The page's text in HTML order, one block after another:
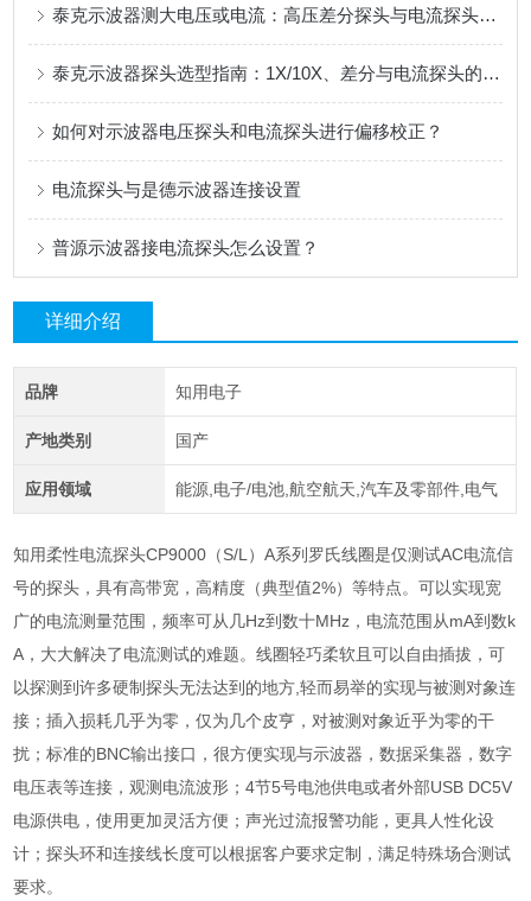
泰克示波器测大电压或电流：高压差分探头与电流探头选配指南
泰克示波器探头选型指南：1X/10X、差分与电流探头的应用解析
如何对示波器电压探头和电流探头进行偏移校正？
电流探头与是德示波器连接设置
普源示波器接电流探头怎么设置？
详细介绍
品牌 知用电子
产地类别 国产
应用领域 能源,电子/电池,航空航天,汽车及零部件,电气
知用柔性电流探头CP9000（S/L）A系列罗氏线圈是仅测试AC电流信
号的探头，具有高带宽，高精度（典型值2%）等特点。可以实现宽
广的电流测量范围，频率可从几Hz到数十MHz，电流范围从mA到数k
A，大大解决了电流测试的难题。线圈轻巧柔软且可以自由插拔，可
以探测到许多硬制探头无法达到的地方,轻而易举的实现与被测对象连
接；插入损耗几乎为零，仅为几个皮亨，对被测对象近乎为零的干
扰；标准的BNC输出接口，很方便实现与示波器，数据采集器，数字
电压表等连接，观测电流波形；4节5号电池供电或者外部USB DC5V
电源供电，使用更加灵活方便；声光过流报警功能，更具人性化设
计；探头环和连接线长度可以根据客户要求定制，满足特殊场合测试
要求。